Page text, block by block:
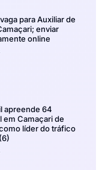
para Auxiliar de
enviar
online
apreende 64
em Camaçari de
líder do tráfico